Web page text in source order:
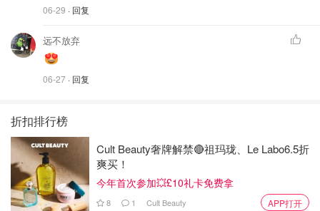
06-29 · 回复
远不放弃
06-27 · 回复
折扣排行榜
Cult Beauty奢牌解禁🔴祖玛珑、Le Labo6.5折
爽买！
今年首次参加💥£10礼卡免费拿
8 1 Cult Beauty APP打开